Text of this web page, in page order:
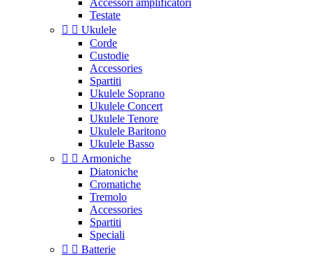
Accessori amplificatori
Testate
  Ukulele
Corde
Custodie
Accessories
Spartiti
Ukulele Soprano
Ukulele Concert
Ukulele Tenore
Ukulele Baritono
Ukulele Basso
  Armoniche
Diatoniche
Cromatiche
Tremolo
Accessories
Spartiti
Speciali
  Batterie